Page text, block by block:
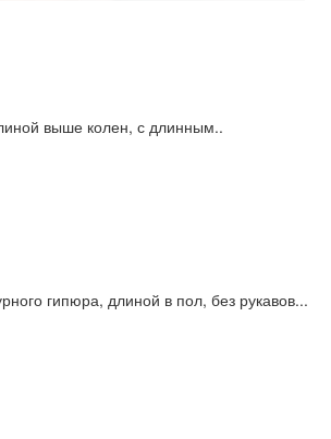
выше колен, с длинным..
гипюра, длиной в пол, без рукавов...